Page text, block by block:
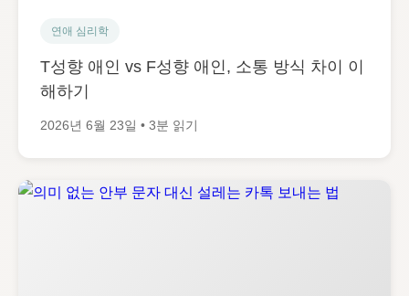
연애 심리학
T성향 애인 vs F성향 애인, 소통 방식 차이 이
해하기
2026년 6월 23일 • 3분 읽기